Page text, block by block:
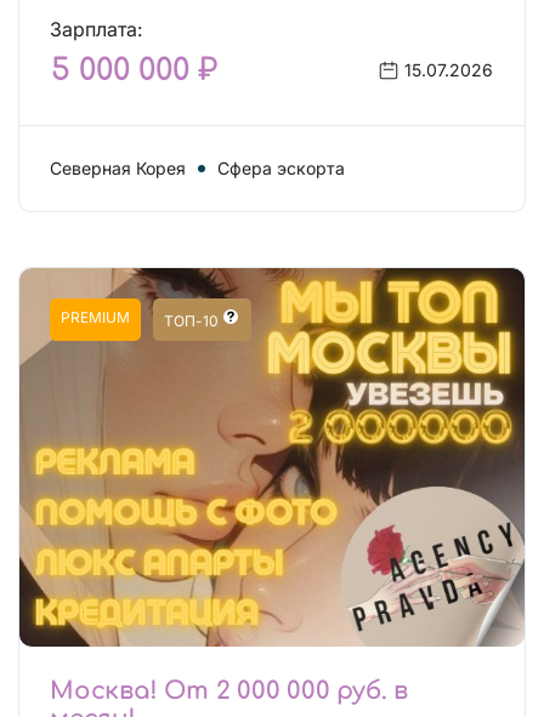
Зарплата:
5 000 000 ₽ 15.07.2026
Северная Корея Сфера эскорта
PREMIUM ТОП-10
Москва! От 2 000 000 руб. в